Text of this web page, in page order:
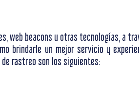
web beacons u otras tecnologías, a
brindarle un mejor servicio y
rastreo son los siguientes: